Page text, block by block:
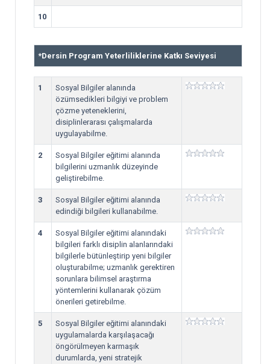
10
*Dersin Program Yeterliliklerine Katkı Seviyesi
1
Sosyal Bilgiler alanında
özümsedikleri bilgiyi ve problem
çözme yeteneklerini,
disiplinlerarası çalışmalarda
uygulayabilme.
2
Sosyal Bilgiler eğitimi alanında
bilgilerini uzmanlık düzeyinde
geliştirebilme.
3
Sosyal Bilgiler eğitimi alanında
edindiği bilgileri kullanabilme.
4
Sosyal Bilgiler eğitimi alanındaki
bilgileri farklı disiplin alanlarındaki
bilgilerle bütünleştirip yeni bilgiler
oluşturabilme; uzmanlık gerektiren
sorunlara bilimsel araştırma
yöntemlerini kullanarak çözüm
önerileri getirebilme.
5
Sosyal Bilgiler eğitimi alanındaki
uygulamalarda karşılaşacağı
öngörülmeyen karmaşık
durumlarda, yeni stratejik